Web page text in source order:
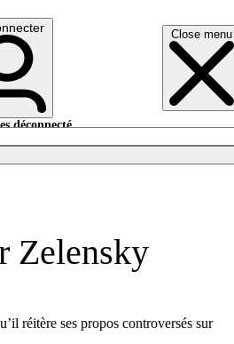
Close menu
déconnecté.
Zelensky
réitère ses propos controversés sur